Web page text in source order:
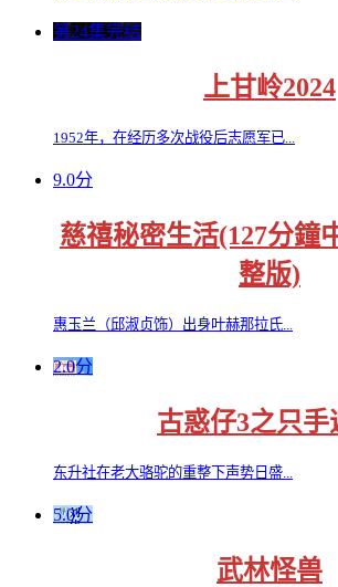
第24集完结
上甘岭2024
1952年，在经历多次战役后志愿军已...
9.0分
慈禧秘密生活(127分鐘
整版)
惠玉兰（邱淑贞饰）出身叶赫那拉氏...
2.0分
古惑仔3之只手
东升社在老大骆驼的重整下声势日盛...
5.0分
武林怪兽